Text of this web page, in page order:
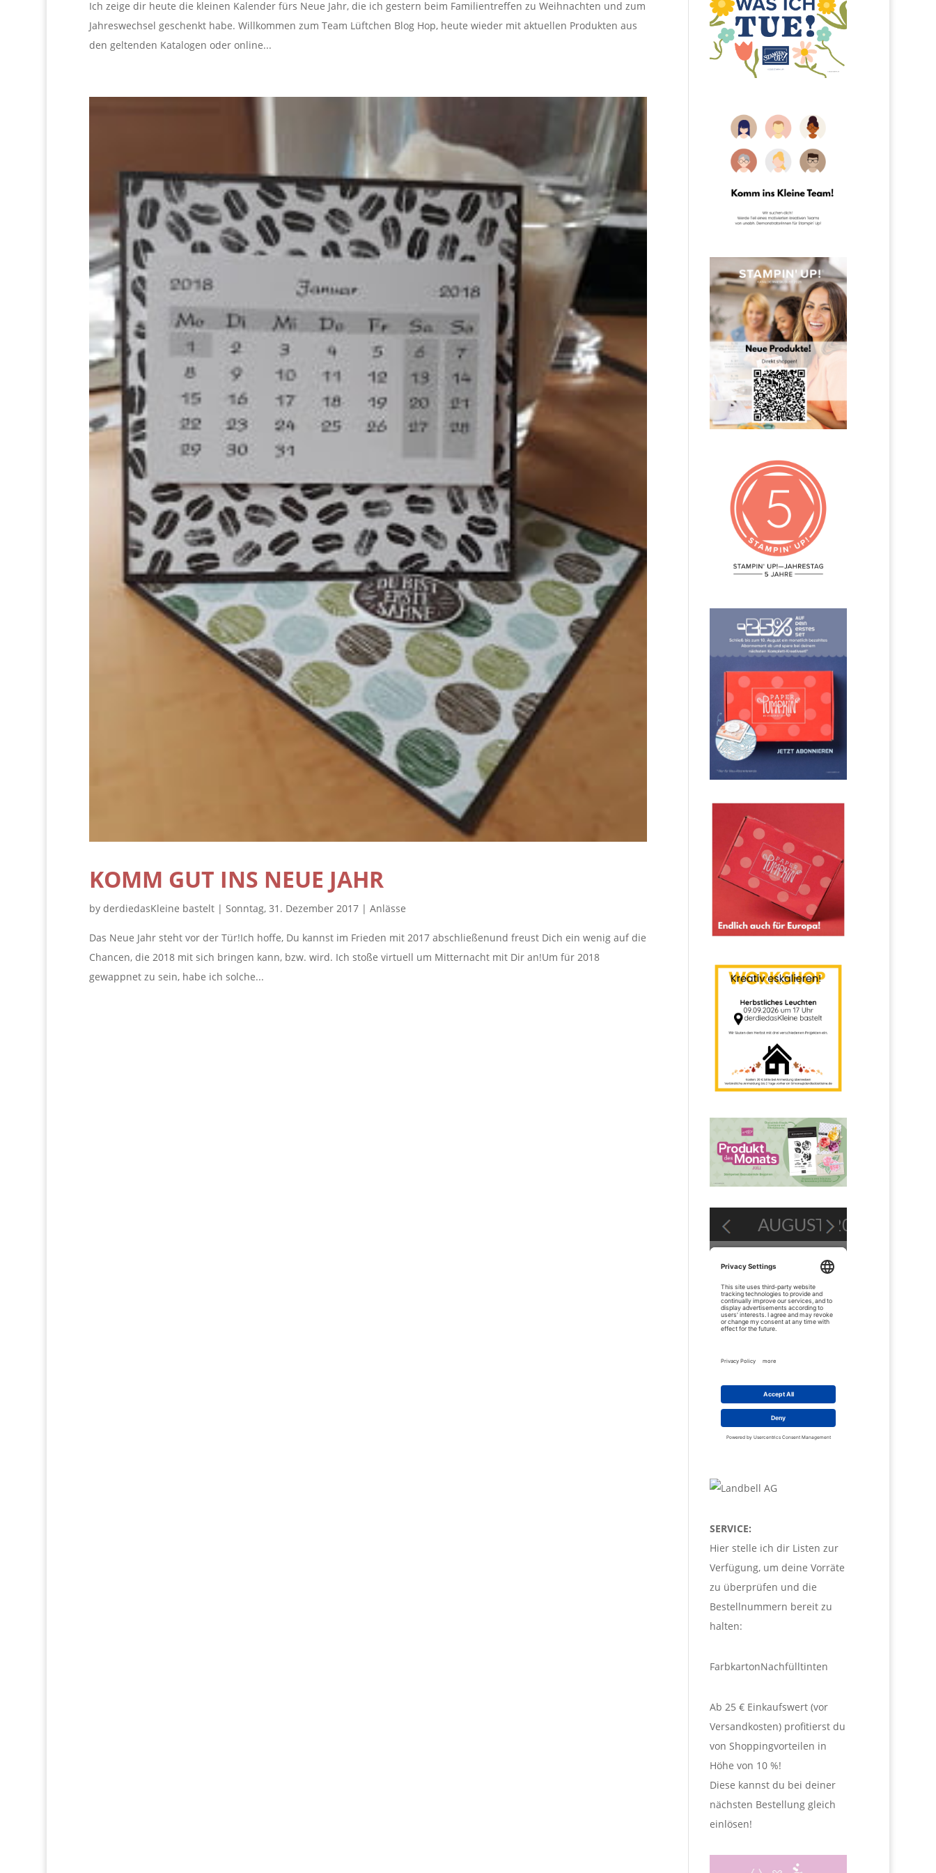
Ich zeige dir heute die kleinen Kalender fürs Neue Jahr, die ich gestern beim Familientreffen zu Weihnachten und zum
Jahreswechsel geschenkt habe. Willkommen zum Team Lüftchen Blog Hop, heute wieder mit aktuellen Produkten aus
den geltenden Katalogen oder online...
KOMM GUT INS NEUE JAHR
by derdiedasKleine bastelt| Sonntag, 31. Dezember 2017| Anlässe
Das Neue Jahr steht vor der Tür!Ich hoffe, Du kannst im Frieden mit 2017 abschließenund freust Dich ein wenig auf die
Chancen, die 2018 mit sich bringen kann, bzw. wird. Ich stoße virtuell um Mitternacht mit Dir an!Um für 2018
gewappnet zu sein, habe ich solche...
SERVICE:
Hier stelle ich dir Listen zur
Verfügung, um deine Vorräte
zu überprüfen und die
Bestellnummern bereit zu
halten:
FarbkartonNachfülltinten
Ab 25 € Einkaufswert (vor
Versandkosten) profitierst du
von Shoppingvorteilen in
Höhe von 10 %!
Diese kannst du bei deiner
nächsten Bestellung gleich
einlösen!